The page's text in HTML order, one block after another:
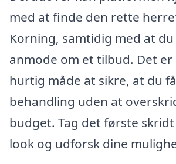
med at finde den rette
Korning, samtidig med at
anmode om et tilbud. Det er
hurtig måde at sikre, at du
behandling uden at
budget. Tag det første
look og udforsk dine